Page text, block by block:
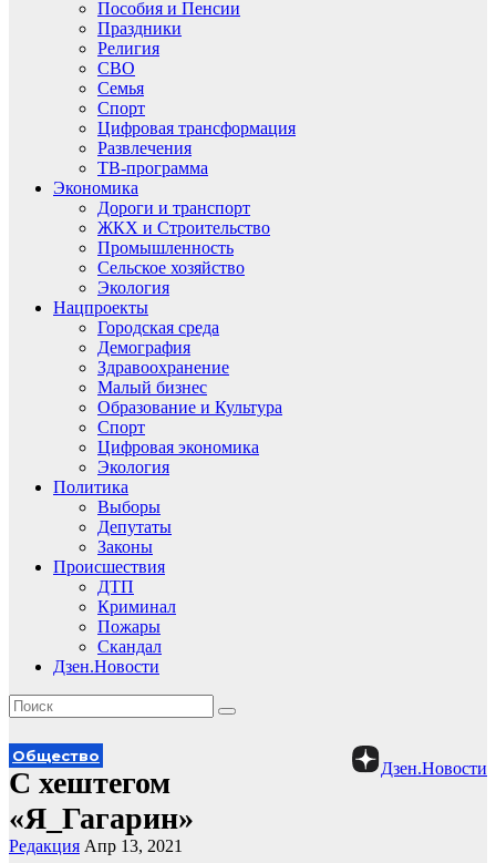
Пособия и Пенсии
Праздники
Религия
СВО
Семья
Спорт
Цифровая трансформация
Развлечения
ТВ-программа
Экономика
Дороги и транспорт
ЖКХ и Строительство
Промышленность
Сельское хозяйство
Экология
Нацпроекты
Городская среда
Демография
Здравоохранение
Малый бизнес
Образование и Культура
Спорт
Цифровая экономика
Экология
Политика
Выборы
Депутаты
Законы
Происшествия
ДТП
Криминал
Пожары
Скандал
Дзен.Новости
Дзен.Новости
Общество
С хештегом
«Я_Гагарин»
Редакция Апр 13, 2021